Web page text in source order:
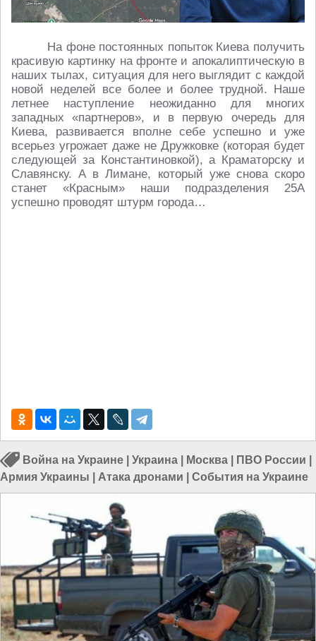
На фоне постоянных попыток Киева получить
красивую картинку на фронте и апокалиптическую в
наших тылах, ситуация для него выглядит с каждой
новой неделей все более и более трудной. Наше
летнее наступление неожиданно для многих
западных «партнеров», и в первую очередь для
Киева, развивается вполне себе успешно и уже
всерьез угрожает даже не Дружковке (которая будет
следующей за Константиновкой), а Краматорску и
Славянску. А в Лимане, который уже снова скоро
станет «Красным» наши подразделения 25А
успешно проводят штурм города…
Война на Украине Украина Москва ПВО России
Армия Украины
Атака дронами События на Украине